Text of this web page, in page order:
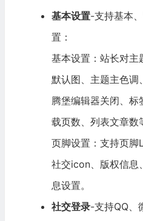
基本设置-支持基本
置：
基本设置：站长对主
默认图、主题主色调
腾堡编辑器关闭、标
载页数、列表文章数
页脚设置：支持页脚
社交icon、版权信息
息设置。
社交登录-支持QQ、